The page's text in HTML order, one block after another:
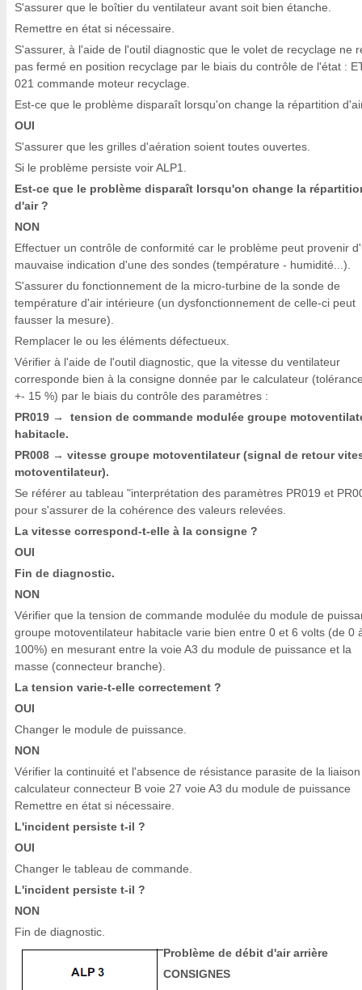
S'assurer que le boîtier du ventilateur avant soit bien étanche.
Remettre en état si nécessaire.
S'assurer, à l'aide de l'outil diagnostic que le volet de recyclage ne
pas fermé en position recyclage par le biais du contrôle de l'état :
021 commande moteur recyclage.
Est-ce que le problème disparaît lorsqu'on change la répartition
OUI
S'assurer que les grilles d'aération soient toutes ouvertes.
Si le problème persiste voir ALP1.
Est-ce que le problème disparaît lorsqu'on change la
d'air ?
NON
Effectuer un contrôle de conformité car le problème peut provenir
mauvaise indication d'une des sondes (température - humidité...).
S'assurer du fonctionnement de la micro-turbine de la sonde de
température d'air intérieure (un dysfonctionnement de celle-ci peut
fausser la mesure).
Remplacer le ou les éléments défectueux.
Vérifier à l'aide de l'outil diagnostic, que la vitesse du ventilateur
corresponde bien à la consigne donnée par le calculateur
+- 15 %) par le biais du contrôle des paramètres :
PR019 →
tension de commande modulée groupe
habitacle.
PR008 → vitesse groupe motoventilateur (signal de retour
motoventilateur).
Se référer au tableau "interprétation des paramètres PR019 et
pour s'assurer de la cohérence des valeurs relevées.
La vitesse correspond-t-elle à la consigne ?
OUI
Fin de diagnostic.
NON
Vérifier que la tension de commande modulée du module de
groupe motoventilateur habitacle varie bien entre 0 et 6 volts (de 0
100%) en mesurant entre la voie A3 du module de puissance et la
masse (connecteur branche).
La tension varie-t-elle correctement ?
OUI
Changer le module de puissance.
NON
Vérifier la continuité et l'absence de résistance parasite de la
calculateur connecteur B voie 27 voie A3 du module de puissance
Remettre en état si nécessaire.
L'incident persiste t-il ?
OUI
Changer le tableau de commande.
L'incident persiste t-il ?
NON
Fin de diagnostic.
Problème de débit d'air arrière
CONSIGNES